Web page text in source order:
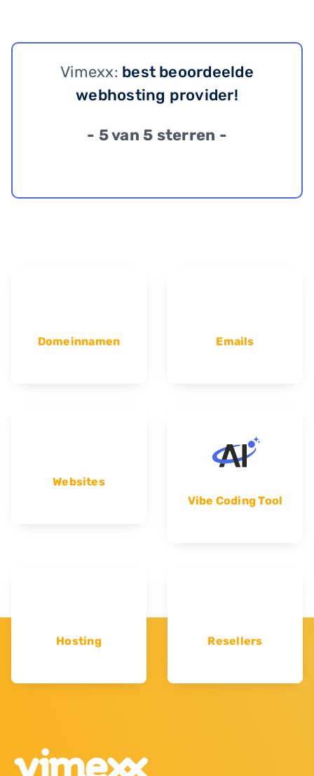
Vimexx: best beoordeelde
webhosting provider!
- 5 van 5 sterren -
Domeinnamen Emails
Websites
Vibe Coding Tool
Hosting Resellers